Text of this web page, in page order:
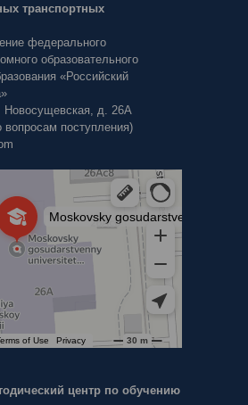
транспортных
федерального
образовательного
«Российский
Новосущевская, д. 26А
вопросам поступления)
коммуникаций Рут
центр по обучению